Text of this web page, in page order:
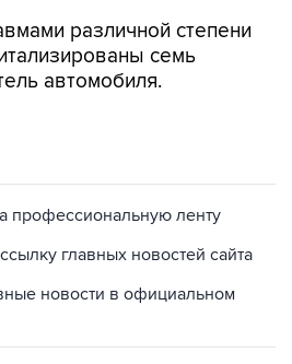
различной степени
семь
автомобиля.
профессиональную ленту
главных новостей сайта
новости в официальном